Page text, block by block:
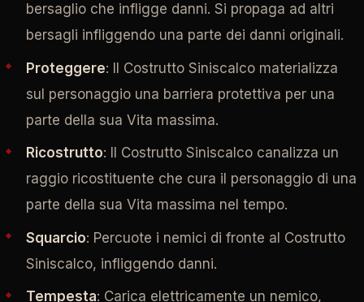
bersaglio che infligge danni. Si propaga ad altri
bersagli infliggendo una parte dei danni originali.
Proteggere: Il Costrutto Siniscalco materializza
sul personaggio una barriera protettiva per una
parte della sua Vita massima.
Ricostrutto: Il Costrutto Siniscalco canalizza un
raggio ricostituente che cura il personaggio di una
parte della sua Vita massima nel tempo.
Squarcio: Percuote i nemici di fronte al Costrutto
Siniscalco, infliggendo danni.
Tempesta: Carica elettricamente un nemico,